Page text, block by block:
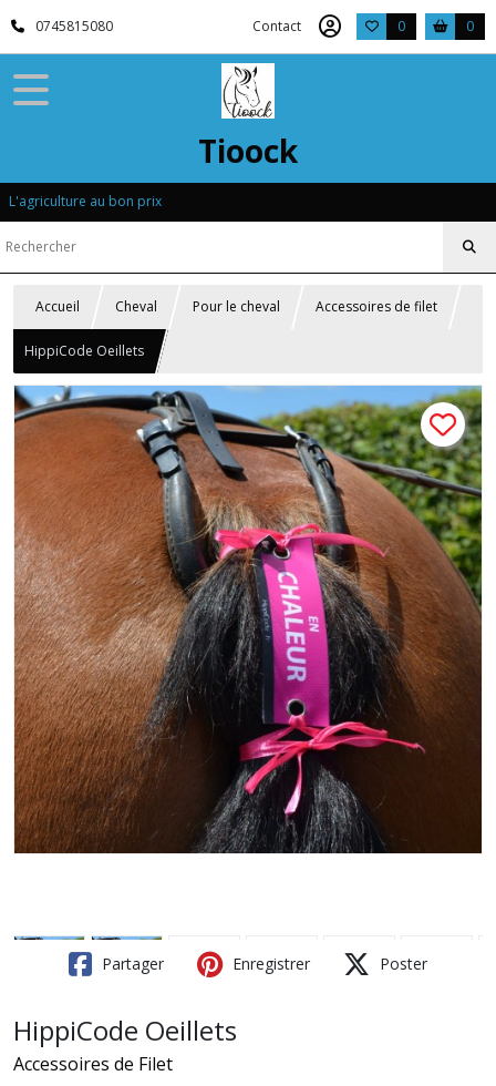
0745815080 Contact 0 0
Tioock
L'agriculture au bon prix
Accueil Cheval Pour le cheval Accessoires de filet
HippiCode Oeillets
Partager Enregistrer Poster
HippiCode Oeillets
Accessoires de Filet